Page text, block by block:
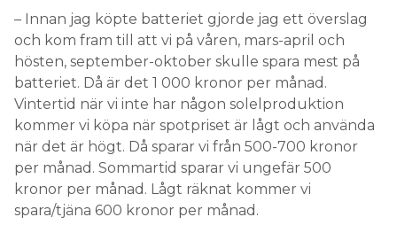
– Innan jag köpte batteriet gjorde jag ett överslag
och kom fram till att vi på våren, mars-april och
hösten, september-oktober skulle spara mest på
batteriet. Då är det 1 000 kronor per månad.
Vintertid när vi inte har någon solelproduktion
kommer vi köpa när spotpriset är lågt och använda
när det är högt. Då sparar vi från 500-700 kronor
per månad. Sommartid sparar vi ungefär 500
kronor per månad. Lågt räknat kommer vi
spara/tjäna 600 kronor per månad.